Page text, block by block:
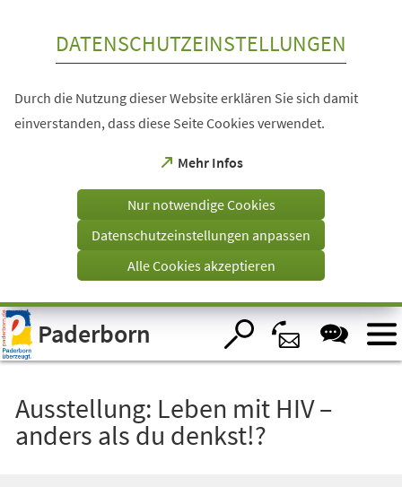
Visuelle
Assistenzsoftware
öffnen.
DATENSCHUTZEINSTELLUNGEN
Durch die Nutzung dieser Website erklären Sie sich damit
einverstanden, dass diese Seite Cookies verwendet.
Mehr Infos
(Öffnet
einem
Tab)
Nur notwendige Cookies
Datenschutzeinstellungen anpassen
Alle Cookies akzeptieren
Paderborn
Ausstellung: Leben mit HIV –
anders als du denkst!?